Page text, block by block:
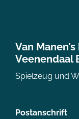
Van
Veenendaal
Spielzeug und
Postanschrift